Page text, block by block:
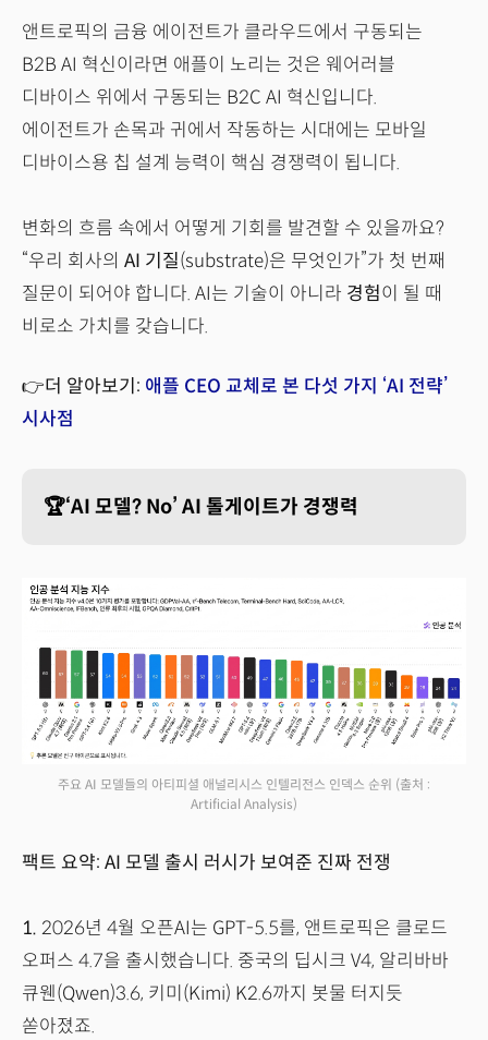
앤트로픽의 금융 에이전트가 클라우드에서 구동되는
B2B AI 혁신이라면 애플이 노리는 것은 웨어러블
디바이스 위에서 구동되는 B2C AI 혁신입니다.
에이전트가 손목과 귀에서 작동하는 시대에는 모바일
디바이스용 칩 설계 능력이 핵심 경쟁력이 됩니다.
변화의 흐름 속에서 어떻게 기회를 발견할 수 있을까요?
“우리 회사의 AI 기질(substrate)은 무엇인가”가 첫 번째
질문이 되어야 합니다. AI는 기술이 아니라 경험이 될 때
비로소 가치를 갖습니다.
👉더 알아보기: 애플 CEO 교체로 본 다섯 가지 ‘AI 전략’
시사점
🏆‘AI 모델? No’ AI 톨게이트가 경쟁력
주요 AI 모델들의 아티피셜 애널리시스 인텔리전스 인덱스 순위 (출처 :
Artificial Analysis)
팩트 요약: AI 모델 출시 러시가 보여준 진짜 전쟁
1. 2026년 4월 오픈AI는 GPT-5.5를, 앤트로픽은 클로드
오퍼스 4.7을 출시했습니다. 중국의 딥시크 V4, 알리바바
큐웬(Qwen)3.6, 키미(Kimi) K2.6까지 봇물 터지듯
쏟아졌죠.